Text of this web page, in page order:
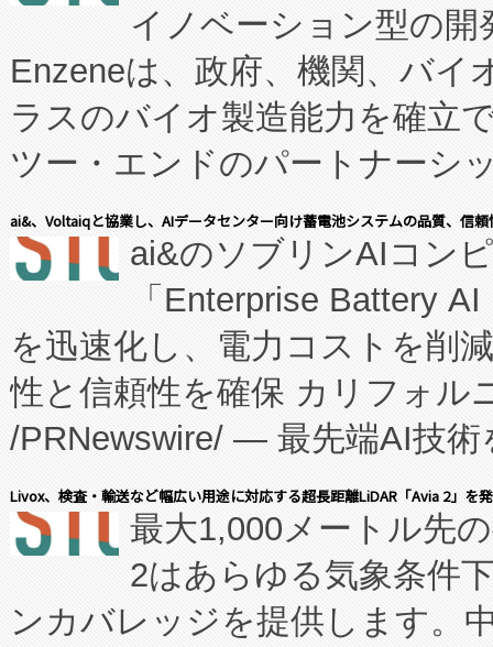
イノベーション型の
Enzeneは、政府、機関、バイ
ラスのバイオ製造能力を確立
ツー・エンドのパートナーシ
表しました。 同社の実績ある
manufacturing™ (FCCM™) プ
たNeXは、バイオ医薬品製造
従来のフェッドバッチ施設の
に、患者やサプライチェーン
キー方式で拡張性が高く、持
す。FCCM‑を活用した現地生
患者にとっての費用負担を大
のアクセスを大幅に拡大する
Fully-Connected Continuous
ai&、Voltaiqと協業し、AIデータセンター向け蓄電池システムの品質、信
ai&のソブリンAIコン
「Enterprise Battery
を迅速化し、電力コストを削
性と信頼性を確保 カリフォル
/PRNewswire/ — 最先端AI技術
会社エーアイ・アンド：本社
President原信平）と、エンタ
ードするVoltaiqは、日本にあ
ーエネルギー貯蔵システム（
Livox、検査・輸送など幅広い用途に対応する超長距離LiDAR「Avia 2」を
最大1,000メートル先
2はあらゆる気象条件
ンカバレッジを提供します。